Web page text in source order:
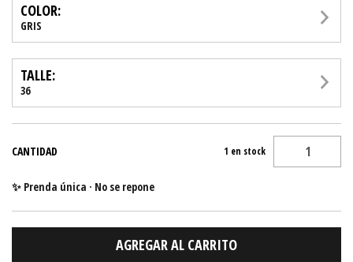
COLOR:
GRIS
TALLE:
36
CANTIDAD 1 en stock
✨ Prenda única · No se repone